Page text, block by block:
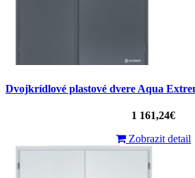
Dvojkrídlové plastové dvere Aqua
1 161,24€
Zobrazit detail